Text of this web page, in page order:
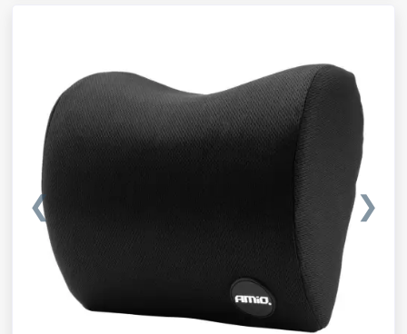
❮ ❯